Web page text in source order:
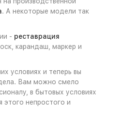
. А некоторые модели так
- реставрация
карандаш, маркер и
условиях и теперь вы
Вам можно смело
в бытовых условиях
этого непростого и